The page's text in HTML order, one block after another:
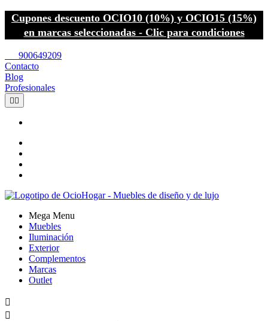
Cupones descuento OCIO10 (10%) y OCIO15 (15%)
en marcas seleccionadas - Clic para condiciones
900649209
Contacto
Blog
Profesionales
 
Mega Menu
Muebles
Iluminación
Exterior
Complementos
Marcas
Outlet

